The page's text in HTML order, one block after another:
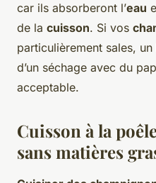
car ils absorberont l’eau
de la cuisson. Si vos
particulièrement sales,
d’un séchage avec du
acceptable.
Cuisson à la
sans matières